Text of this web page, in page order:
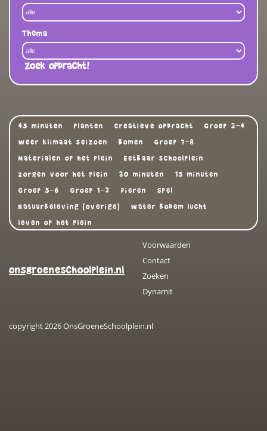
Thema
Zoek opdracht!
45 minuten Planten Creatieve opdracht
Groep 3-4
weer klimaat seizoen
Bomen
Groep 7-8
Materialen op het plein
Eetbaar schoolplein
zorgen voor het plein
30 minuten
15 minuten
Groep 5-6
Groep 1-2 Dieren
Spel
Natuurbeleving (overige)
water bodem lucht
leven op het plein
onsgroeneschoolplein.nl
Voorwaarden
Contact
Zoeken
Dynamit
copyright 2026 OnsGroeneSchoolplein.nl